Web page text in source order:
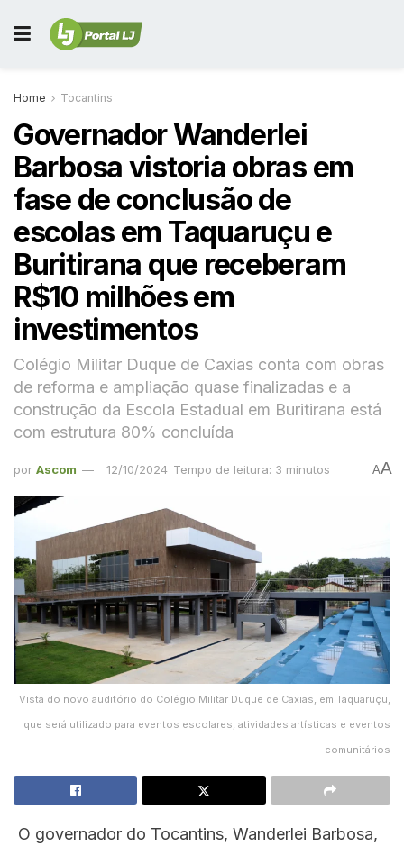
Home Tocantins
Governador Wanderlei
Barbosa vistoria obras em
fase de conclusão de
escolas em Taquaruçu e
Buritirana que receberam
R$10 milhões em
investimentos
Colégio Militar Duque de Caxias conta com obras
de reforma e ampliação quase finalizadas e a
construção da Escola Estadual em Buritirana está
com estrutura 80% concluída
por Ascom 12/10/2024 Tempo de leitura: 3 minutos AA
Vista do novo auditório do Colégio Militar Duque de Caxias, em Taquaruçu,
que será utilizado para eventos escolares, atividades artísticas e eventos
comunitários
O governador do Tocantins, Wanderlei Barbosa,